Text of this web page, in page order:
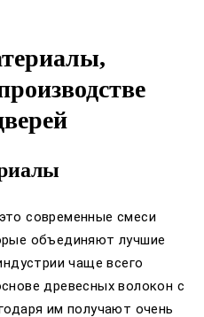
современные смеси
объединяют лучшие
чаще всего
древесных волокон с
им получают очень